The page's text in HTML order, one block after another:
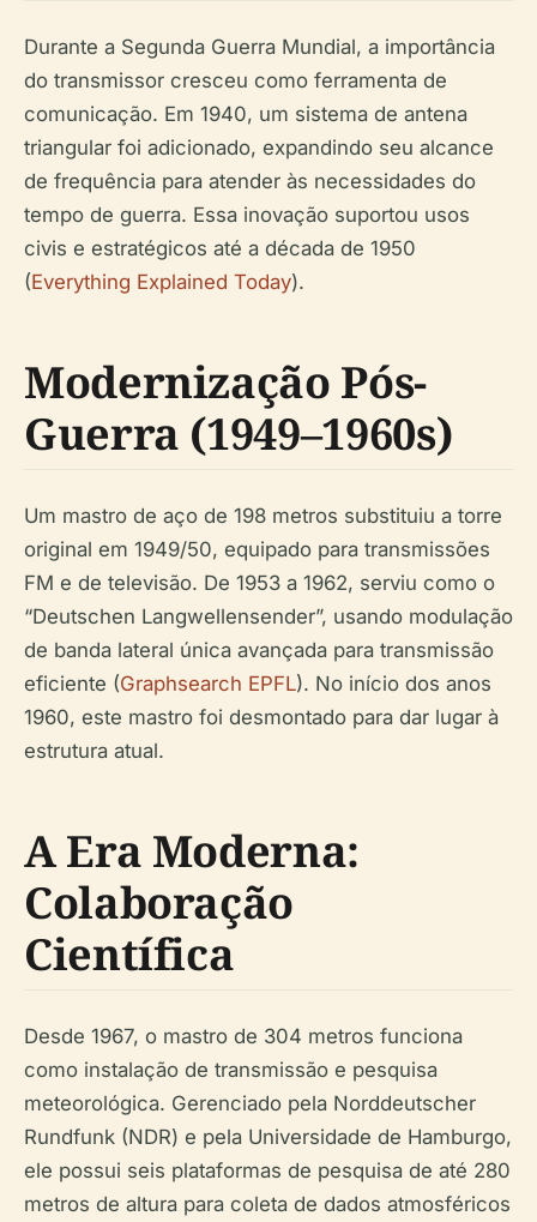
Durante a Segunda Guerra Mundial, a importância
do transmissor cresceu como ferramenta de
comunicação. Em 1940, um sistema de antena
triangular foi adicionado, expandindo seu alcance
de frequência para atender às necessidades do
tempo de guerra. Essa inovação suportou usos
civis e estratégicos até a década de 1950
(Everything Explained Today).
Modernização Pós-
Guerra (1949–1960s)
Um mastro de aço de 198 metros substituiu a torre
original em 1949/50, equipado para transmissões
FM e de televisão. De 1953 a 1962, serviu como o
“Deutschen Langwellensender”, usando modulação
de banda lateral única avançada para transmissão
eficiente (Graphsearch EPFL). No início dos anos
1960, este mastro foi desmontado para dar lugar à
estrutura atual.
A Era Moderna:
Colaboração
Científica
Desde 1967, o mastro de 304 metros funciona
como instalação de transmissão e pesquisa
meteorológica. Gerenciado pela Norddeutscher
Rundfunk (NDR) e pela Universidade de Hamburgo,
ele possui seis plataformas de pesquisa de até 280
metros de altura para coleta de dados atmosféricos